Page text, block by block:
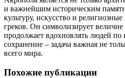
и важнейшим историческим
культуру, искусство и
греков. Он символизирует
продолжает вдохновлять людей по
сохранение – задача важная не
всего мира.
Похожие публикации